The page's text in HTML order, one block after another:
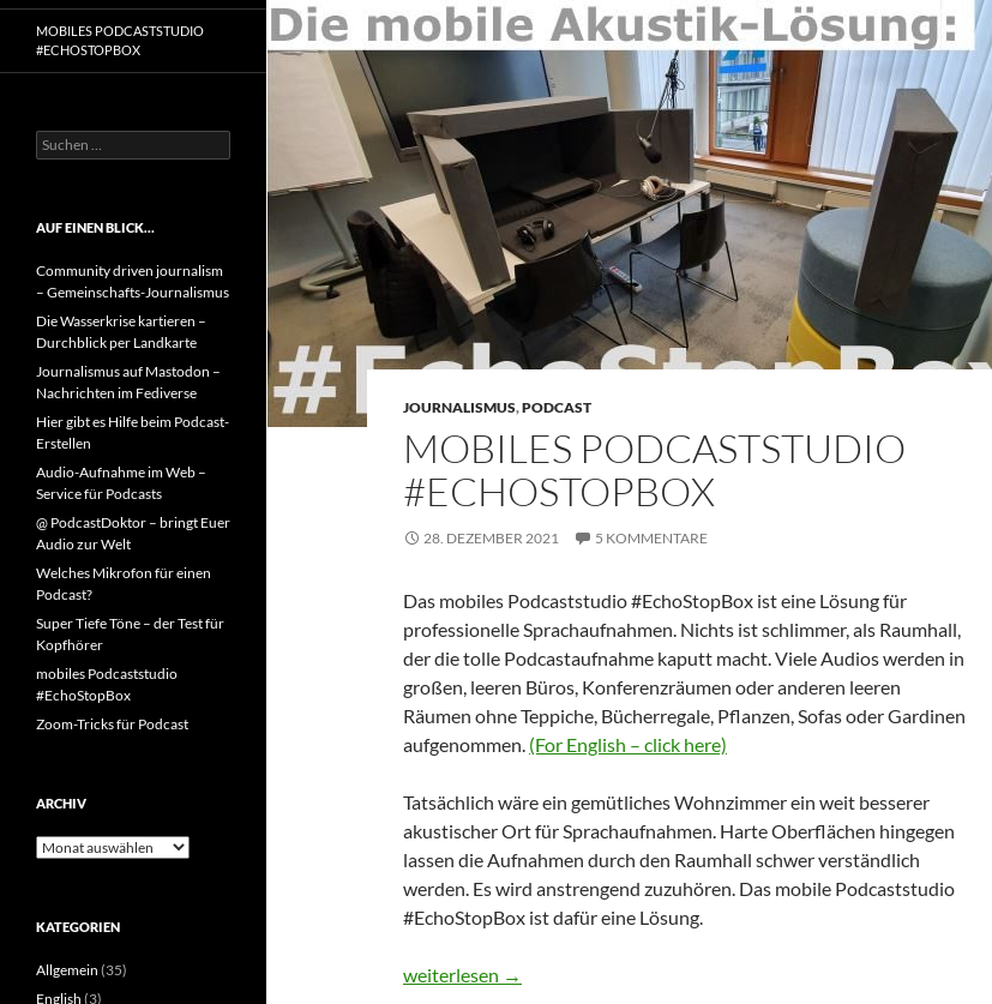
JOURNALISMUS,PODCAST
MOBILES PODCASTSTUDIO
#ECHOSTOPBOX
28. DEZEMBER 2021 5 KOMMENTARE
Das mobiles Podcaststudio #EchoStopBox ist eine Lösung für
professionelle Sprachaufnahmen. Nichts ist schlimmer, als Raumhall,
der die tolle Podcastaufnahme kaputt macht. Viele Audios werden in
großen, leeren Büros, Konferenzräumen oder anderen leeren
Räumen ohne Teppiche, Bücherregale, Pflanzen, Sofas oder Gardinen
aufgenommen. (For English – click here)
Tatsächlich wäre ein gemütliches Wohnzimmer ein weit besserer
akustischer Ort für Sprachaufnahmen. Harte Oberflächen hingegen
lassen die Aufnahmen durch den Raumhall schwer verständlich
werden. Es wird anstrengend zuzuhören. Das mobile Podcaststudio
#EchoStopBox ist dafür eine Lösung.
mobiles Podcaststudio #EchoStopBox
weiterlesen →
MOBILES PODCASTSTUDIO
#ECHOSTOPBOX
Suchen
nach:
AUF EINEN BLICK…
Community driven journalism
– Gemeinschafts-Journalismus
Die Wasserkrise kartieren –
Durchblick per Landkarte
Journalismus auf Mastodon –
Nachrichten im Fediverse
Hier gibt es Hilfe beim Podcast-
Erstellen
Audio-Aufnahme im Web –
Service für Podcasts
@ PodcastDoktor – bringt Euer
Audio zur Welt
Welches Mikrofon für einen
Podcast?
Super Tiefe Töne – der Test für
Kopfhörer
mobiles Podcaststudio
#EchoStopBox
Zoom-Tricks für Podcast
ARCHIV
Archiv
KATEGORIEN
Allgemein (35)
English (3)